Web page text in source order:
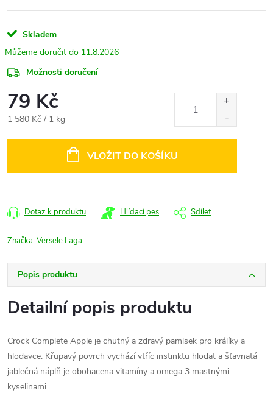
Skladem
11.8.2026
Možnosti doručení
79 Kč
Měrná
1 580 Kč / 1 kg
VLOŽIT DO KOŠÍKU
Dotaz k produktu Hlídací pes Sdílet
Značka:Versele Laga
Popis produktu
Detailní popis produktu
Crock Complete Apple je chutný a zdravý pamlsek pro králíky a
hlodavce. Křupavý povrch vychází vtříc instinktu hlodat a šťavnatá
jablečná náplň je obohacena vitamíny a omega 3 mastnými
kyselinami.